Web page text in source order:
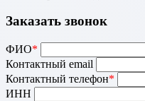
Заказать звонок
ФИО*
Контактный email
Контактный телефон*
ИНН